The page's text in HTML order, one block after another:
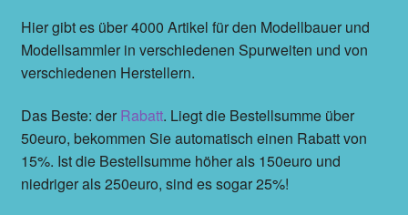
Hier gibt es über 4000 Artikel für den Modellbauer und
Modellsammler in verschiedenen Spurweiten und von
verschiedenen Herstellern.
Das Beste: der Rabatt. Liegt die Bestellsumme über
50euro, bekommen Sie automatisch einen Rabatt von
15%. Ist die Bestellsumme höher als 150euro und
niedriger als 250euro, sind es sogar 25%!